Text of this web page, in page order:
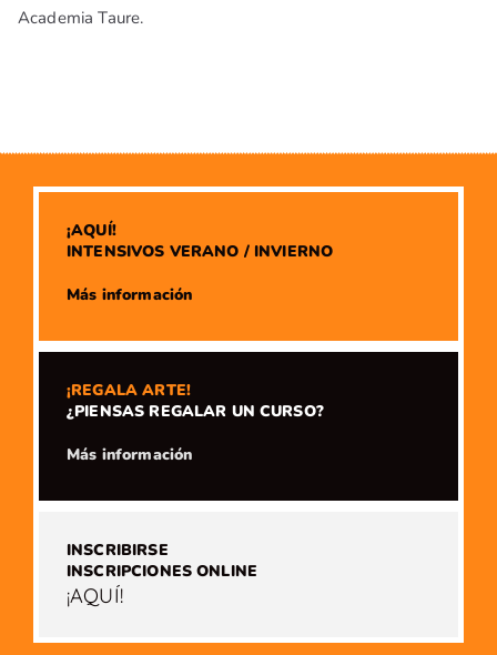
Academia Taure.
¡AQUÍ!
INTENSIVOS VERANO / INVIERNO
​Más información
¡REGALA ARTE!
¿PIENSAS REGALAR UN CURSO?
​Más información
INSCRIBIRSE
INSCRIPCIONES ONLINE
¡AQUÍ!